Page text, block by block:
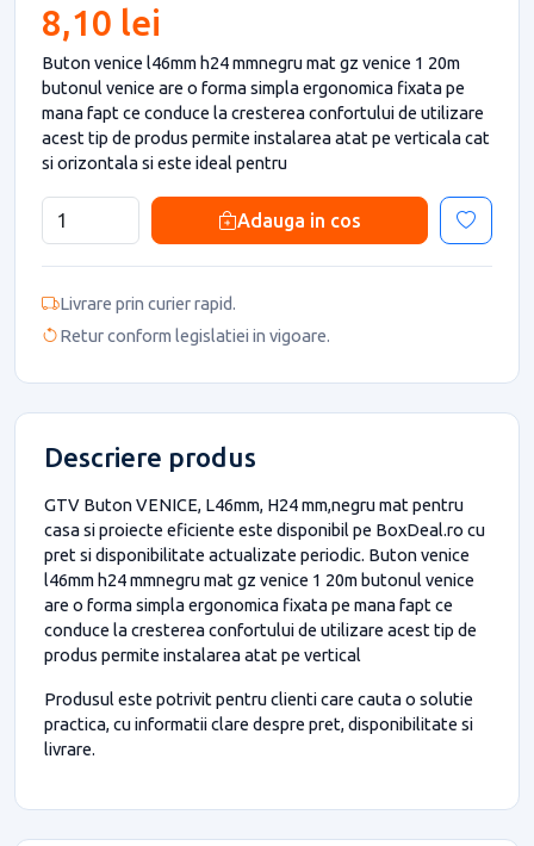
8,10 lei
Buton venice l46mm h24 mmnegru mat gz venice 1 20m
butonul venice are o forma simpla ergonomica fixata pe
mana fapt ce conduce la cresterea confortului de utilizare
acest tip de produs permite instalarea atat pe verticala cat
si orizontala si este ideal pentru
Adauga in cos
Livrare prin curier rapid.
Retur conform legislatiei in vigoare.
Descriere produs
GTV Buton VENICE, L46mm, H24 mm,negru mat pentru
casa si proiecte eficiente este disponibil pe BoxDeal.ro cu
pret si disponibilitate actualizate periodic. Buton venice
l46mm h24 mmnegru mat gz venice 1 20m butonul venice
are o forma simpla ergonomica fixata pe mana fapt ce
conduce la cresterea confortului de utilizare acest tip de
produs permite instalarea atat pe vertical
Produsul este potrivit pentru clienti care cauta o solutie
practica, cu informatii clare despre pret, disponibilitate si
livrare.